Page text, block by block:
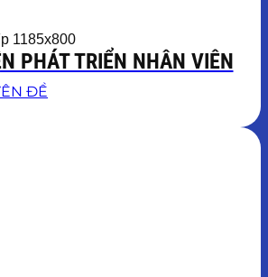
PHÁT TRIỂN NHÂN VIÊN
ĐỀ